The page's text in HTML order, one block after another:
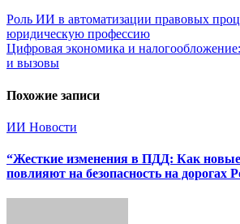
Навигация
по
записям
Роль ИИ в автоматизации правовых
юридическую профессию
Цифровая экономика и
и вызовы
Похожие записи
ИИ Новости
“Жесткие изменения в ПДД: Как
повлияют на безопасность на дорогах